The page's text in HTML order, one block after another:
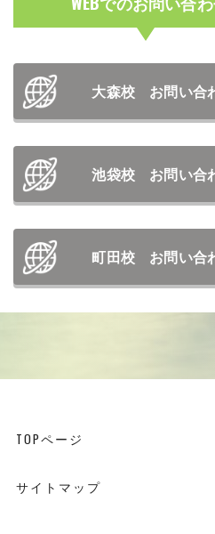
大森校 お問い合
池袋校 お問い合
町田校 お問い合
TOPページ
サイトマップ